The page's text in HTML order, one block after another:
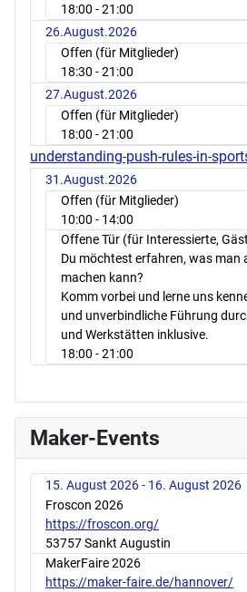
18:00 - 21:00
26.August.2026
Offen (für Mitglieder)
18:30 - 21:00
27.August.2026
Offen (für Mitglieder)
18:00 - 21:00
understanding-push-rules-in-
31.August.2026
Offen (für Mitglieder)
10:00 - 14:00
Offene Tür (für Interessierte,
Du möchtest erfahren, was man
machen kann?
Komm vorbei und lerne uns
und unverbindliche Führung
und Werkstätten inklusive.
18:00 - 21:00
Maker-Events
15. August 2026 - 16. August 2026
Froscon 2026
https://froscon.org/
53757 Sankt Augustin
MakerFaire 2026
https://maker-faire.de/hannover/